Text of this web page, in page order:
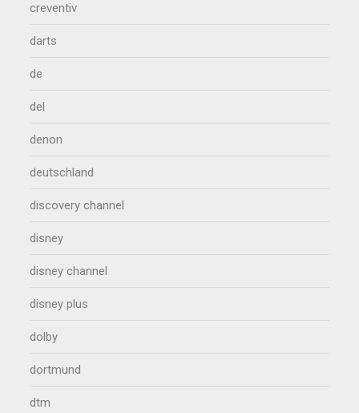
creventiv
darts
de
del
denon
deutschland
discovery channel
disney
disney channel
disney plus
dolby
dortmund
dtm